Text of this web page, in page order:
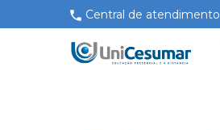
Central de atendimento